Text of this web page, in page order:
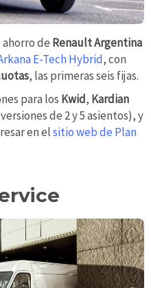
de Renault Argentina
E-Tech Hybrid, con
, las primeras seis fijas.
para los Kwid, Kardian
de 2 y 5 asientos), y
en elsitio web de Plan